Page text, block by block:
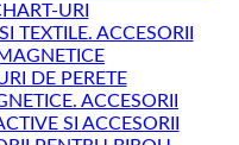
URI
TEXTILE. ACCESORII
DE PERETE
ACCESORII
SI ACCESORII